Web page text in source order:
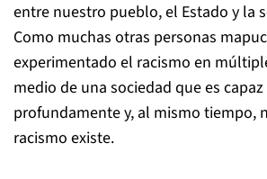
entre nuestro pueblo, el Estado y la
Como muchas otras personas
experimentado el racismo en
medio de una sociedad que es
profundamente y, al mismo tiempo,
racismo existe.